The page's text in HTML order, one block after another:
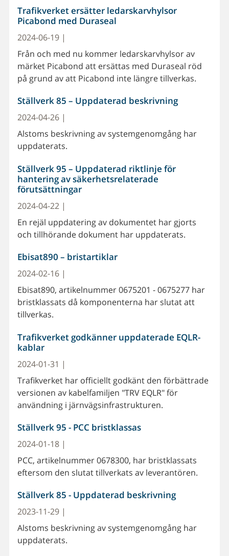
Trafikverket ersätter ledarskarvhylsor
Picabond med Duraseal
2024-06-19 |
Från och med nu kommer ledarskarvhylsor av
märket Picabond att ersättas med Duraseal röd
på grund av att Picabond inte längre tillverkas.
Ställverk 85 – Uppdaterad beskrivning
2024-04-26 |
Alstoms beskrivning av systemgenomgång har
uppdaterats.
Ställverk 95 – Uppdaterad riktlinje för
hantering av säkerhetsrelaterade
förutsättningar
2024-04-22 |
En rejäl uppdatering av dokumentet har gjorts
och tillhörande dokument har uppdaterats.
Ebisat890 – bristartiklar
2024-02-16 |
Ebisat890, artikelnummer 0675201 - 0675277 har
bristklassats då komponenterna har slutat att
tillverkas.
Trafikverket godkänner uppdaterade EQLR-
kablar
2024-01-31 |
Trafikverket har officiellt godkänt den förbättrade
versionen av kabelfamiljen "TRV EQLR" för
användning i järnvägsinfrastrukturen.
Ställverk 95 - PCC bristklassas
2024-01-18 |
PCC, artikelnummer 0678300, har bristklassats
eftersom den slutat tillverkats av leverantören.
Ställverk 85 - Uppdaterad beskrivning
2023-11-29 |
Alstoms beskrivning av systemgenomgång har
uppdaterats.